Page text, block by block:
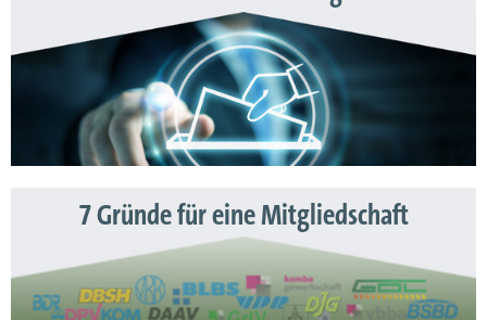
7 Gründe für eine Mitgliedschaft